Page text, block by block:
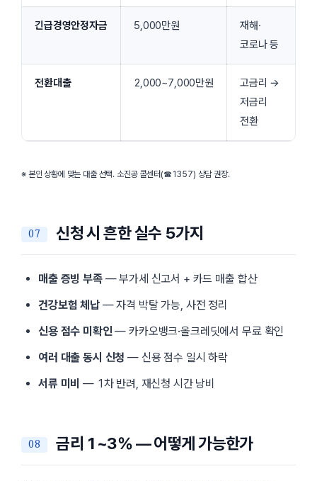
긴급경영안정자금 5,000만원
재해·
코로나 등
전환대출 2,000~7,000만원
고금리 →
저금리
전환
※ 본인 상황에 맞는 대출 선택. 소진공 콜센터(☎1357) 상담 권장.
신청 시 흔한 실수 5가지
매출 증빙 부족— 부가세 신고서 + 카드 매출 합산
건강보험 체납— 자격 박탈 가능, 사전 정리
신용 점수 미확인 — 카카오뱅크·올크레딧에서 무료 확인
여러 대출 동시 신청 — 신용 점수 일시 하락
서류 미비 — 1차 반려, 재신청 시간 낭비
금리 1~3% — 어떻게 가능한가